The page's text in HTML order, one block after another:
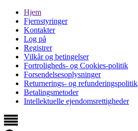
Hjem
Fjernstyringer
Kontakter
Log på
Registrer
Vilkår og betingelser
Fortroligheds- og Cookies-politik
Forsendelsesoplysninger
Returnerings- og refunderingspolitik
Betalingsmetoder
Intellektuelle ejendomsrettigheder